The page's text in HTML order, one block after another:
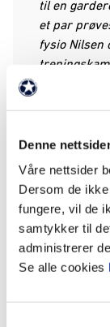
Denne
Våre nettsider
Dersom de
fungere, vil de
samtykker til
administrerer
Se alle cookies
til en
et par
fysio Nilsen
det robust
- Nå ser vi
siste uka
På
og